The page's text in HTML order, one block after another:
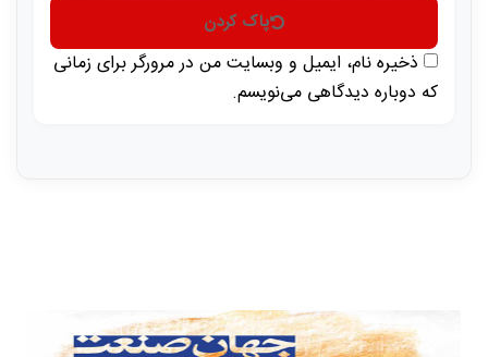
پاک کردن
ذخیره نام، ایمیل و وبسایت من در مرورگر برای زمانی
که دوباره دیدگاهی می‌نویسم.